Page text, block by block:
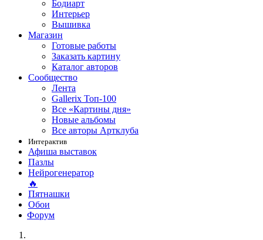
Бодиарт
Интерьер
Вышивка
Магазин
Готовые работы
Заказать картину
Каталог авторов
Сообщество
Лента
Gallerix Топ-100
Все «Картины дня»
Новые альбомы
Все авторы Артклуба
Интерактив
Афиша выставок
Пазлы
Нейрогенератор
🔥
Пятнашки
Обои
Форум